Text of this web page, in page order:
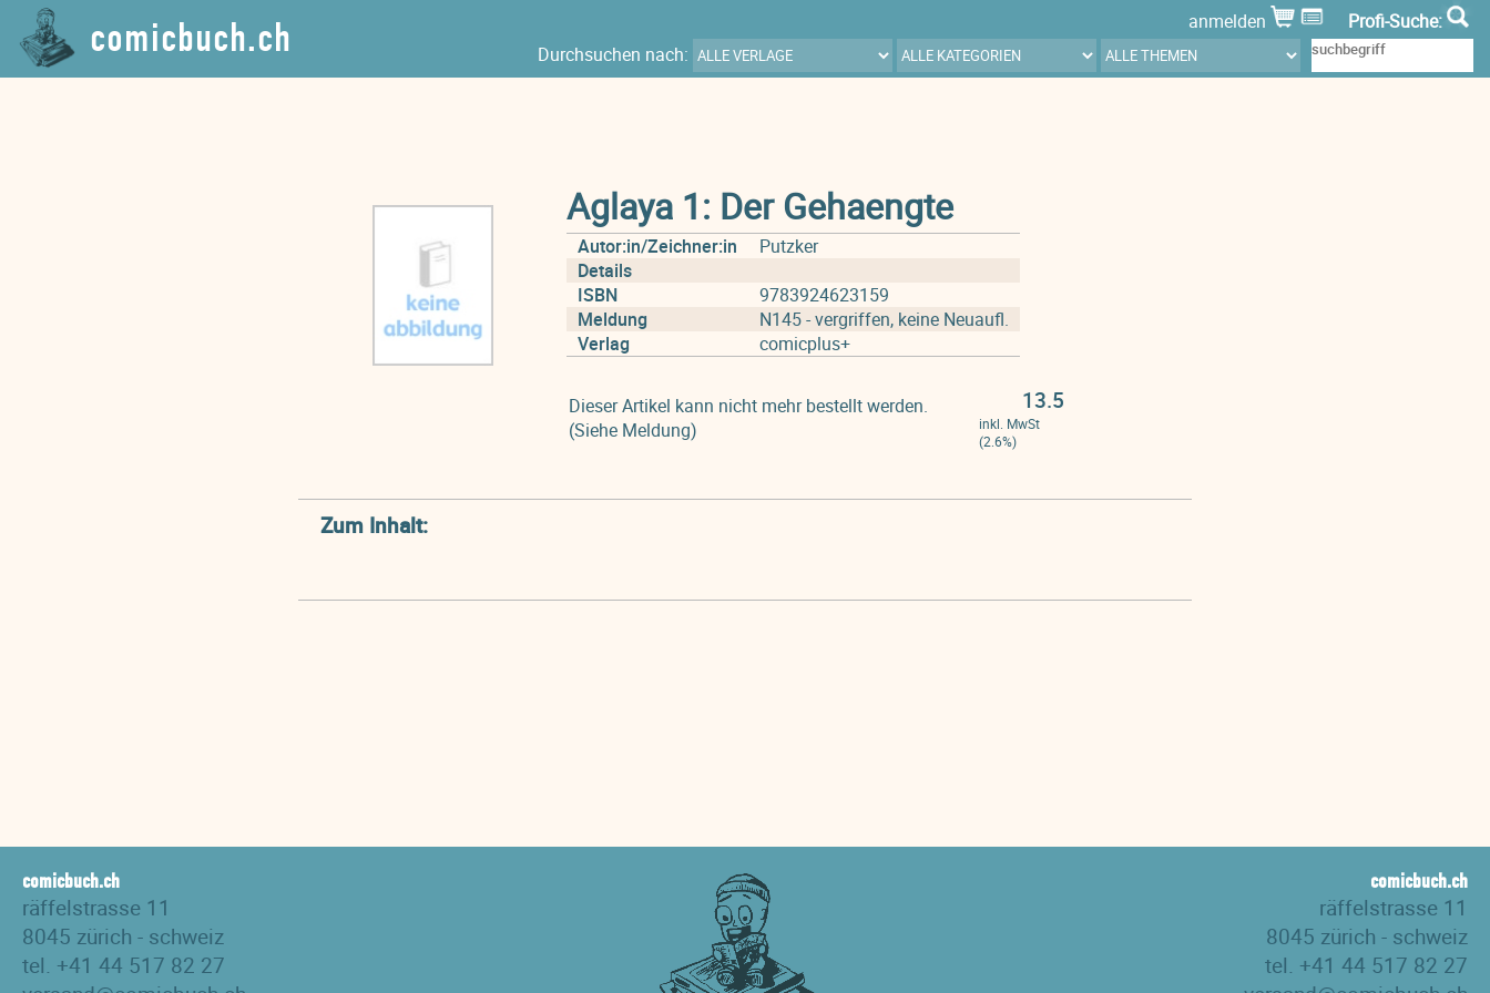
comicbuch.ch anmelden
Profi-Suche:
Durchsuchen nach:
Aglaya 1: Der Gehaengte
Autor:in/Zeichner:in
Putzker
Details
ISBN
9783924623159
Meldung
N145 - vergriffen, keine Neuaufl.
Verlag
comicplus+
Dieser Artikel kann nicht mehr bestellt werden.
(Siehe Meldung)
13.5
inkl. MwSt
(2.6%)
Zum Inhalt:
comicbuch.ch
räffelstrasse 11
8045 zürich - schweiz
tel. +41 44 517 82 27
comicbuch.ch
räffelstrasse 11
8045 zürich - schweiz
tel. +41 44 517 82 27